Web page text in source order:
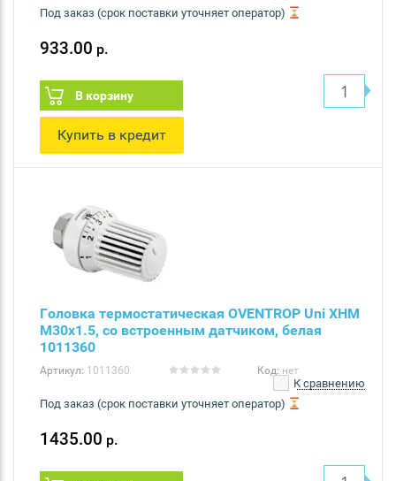
Под заказ (срок поставки уточняет оператор)
933.00 р.
В корзину
Купить в кредит
Головка термостатическая OVENTROP Uni XHM
M30x1.5, со встроенным датчиком, белая
1011360
Артикул: 1011360 Код: нет
К сравнению
Под заказ (срок поставки уточняет оператор)
1435.00 р.